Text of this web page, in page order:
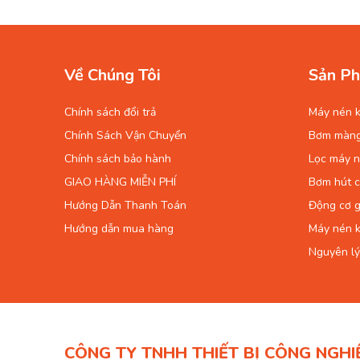
Thương
-Khả
-Sản
-Máy làm
-Model
-Giá phù
-Sử dụng
Về Chúng Tôi
Chính sách đổi trả
Chính Sách Vận Chuyển
Chính sách bảo hành
GIAO HÀNG MIỄN PHÍ
Hướng Dẫn Thanh Toán
Hướng dẫn mua hàng
Sản
Máy nén
Bơm
Lọc máy
Bơm hút
Động cơ
Máy nén
Nguyên
CÔNG TY TNHH THIẾT BỊ CÔNG